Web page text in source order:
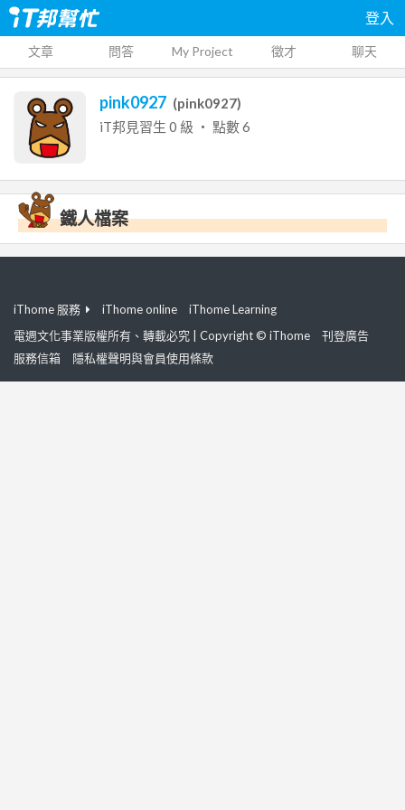
登入
文章 問答 My Project 徵才 聊天
pink0927 (pink0927)
iT邦見習生 0 級 ‧ 點數6
鐵人檔案
iThome 服務 iThome online
iThome Learning
電週文化事業版權所有、轉載必究 | Copyright © iThome
刊登廣告
服務信箱
隱私權聲明與會員使用條款